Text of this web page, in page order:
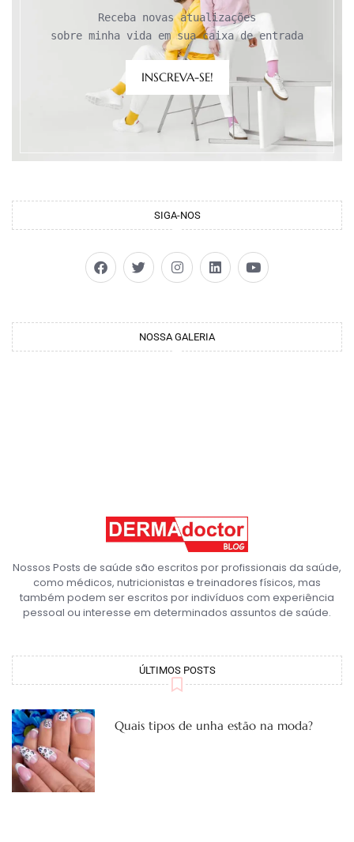
Receba novas atualizações
sobre minha vida em sua caixa de entrada
INSCREVA-SE!
SIGA-NOS
NOSSA GALERIA
Nossos Posts de saúde são escritos por profissionais da saúde,
como médicos, nutricionistas e treinadores físicos, mas
também podem ser escritos por indivíduos com experiência
pessoal ou interesse em determinados assuntos de saúde.
ÚLTIMOS POSTS
Quais tipos de unha estão na moda?